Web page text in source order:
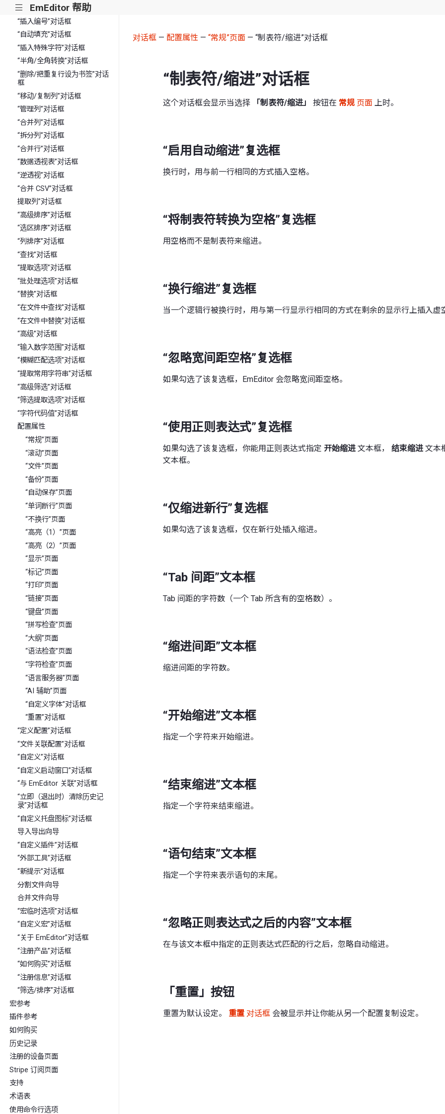
||| EmEditor 帮助
“跳转”对话框
“插入编号”对话框
“自动填充”对话框
“插入特殊字符”对话框
“半角/全角转换”对话框
“删除/把重复行设为书签”对话
框
“移动/复制列”对话框
“管理列”对话框
“合并列”对话框
“拆分列”对话框
“合并行”对话框
“数据透视表”对话框
“逆透视”对话框
“合并 CSV”对话框
提取列”对话框
“高级排序”对话框
“选区排序”对话框
“列排序”对话框
“查找”对话框
“提取选项”对话框
“批处理选项”对话框
“替换”对话框
“在文件中查找”对话框
“在文件中替换”对话框
“高级”对话框
“输入数字范围”对话框
“模糊匹配选项”对话框
“提取常用字符串”对话框
“高级筛选”对话框
“筛选提取选项”对话框
“字符代码值”对话框
配置属性
“常规”页面
“滚动”页面
“文件”页面
“备份”页面
“自动保存”页面
“单词断行”页面
“不换行”页面
“高亮（1）”页面
“高亮（2）”页面
“显示”页面
“标记”页面
“打印”页面
“链接”页面
“键盘”页面
“拼写检查”页面
“大纲”页面
“语法检查”页面
“字符检查”页面
“语言服务器”页面
“AI 辅助”页面
“自定义字体”对话框
“重置”对话框
“定义配置”对话框
“文件关联配置”对话框
“自定义”对话框
“自定义启动窗口”对话框
“与 EmEditor 关联”对话框
“立即（退出时）清除历史记
录”对话框
“自定义托盘图标”对话框
导入导出向导
“自定义插件”对话框
“外部工具”对话框
“新提示”对话框
分割文件向导
合并文件向导
“宏临时选项”对话框
“自定义宏”对话框
“关于 EmEditor”对话框
“注册产品”对话框
“如何购买”对话框
“注册信息”对话框
“筛选/排序”对话框
宏参考
插件参考
如何购买
历史记录
注册的设备页面
Stripe 订阅页面
支持
术语表
使用命令行选项
对话框— 配置属性— “常规”页面— “制表符/缩进”对话框
“制表符/缩进”对话框
这个对话框会显示当选择 「制表符/缩进」 按钮在 常规 页面 上时。
“启用自动缩进”复选框
换行时，用与前一行相同的方式插入空格。
“将制表符转换为空格”复选框
用空格而不是制表符来缩进。
“换行缩进”复选框
当一个逻辑行被换行时，用与第一行显示行相同的方式在剩余的显示行上插入虚
“忽略宽间距空格”复选框
如果勾选了该复选框，EmEditor 会忽略宽间距空格。
“使用正则表达式”复选框
如果勾选了该复选框，你能用正则表达式指定 开始缩进 文本框， 结束缩进 文本
文本框。
“仅缩进新行”复选框
如果勾选了该复选框，仅在新行处插入缩进。
“Tab 间距”文本框
Tab 间距的字符数（一个 Tab 所含有的空格数）。
“缩进间距”文本框
缩进间距的字符数。
“开始缩进”文本框
指定一个字符来开始缩进。
“结束缩进”文本框
指定一个字符来结束缩进。
“语句结束”文本框
指定一个字符来表示语句的末尾。
“忽略正则表达式之后的内容”文本框
在与该文本框中指定的正则表达式匹配的行之后，忽略自动缩进。
「重置」按钮
重置为默认设定。 重置 对话框 会被显示并让你能从另一个配置复制设定。